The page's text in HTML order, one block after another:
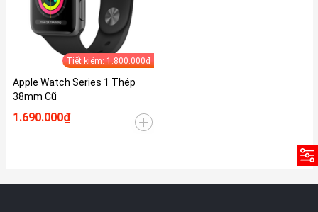
Tiết kiệm: 1.800.000₫
Apple Watch Series 1 Thép
38mm Cũ
1.690.000₫